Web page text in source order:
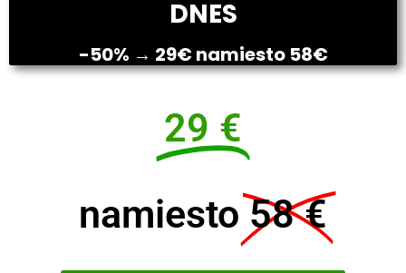
DNES
-50% → 29€ namiesto 58€
29 €
namiesto 58 €